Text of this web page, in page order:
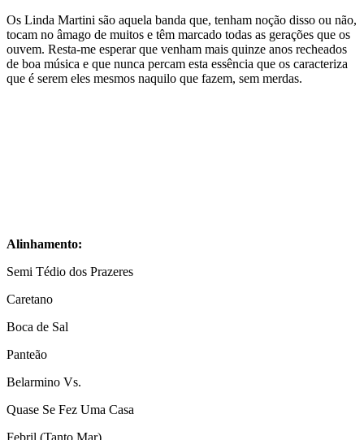
Os Linda Martini são aquela banda que, tenham noção disso ou não,
tocam no âmago de muitos e têm marcado todas as gerações que os
ouvem. Resta-me esperar que venham mais quinze anos recheados
de boa música e que nunca percam esta essência que os caracteriza
que é serem eles mesmos naquilo que fazem, sem merdas.
Alinhamento:
Semi Tédio dos Prazeres
Caretano
Boca de Sal
Panteão
Belarmino Vs.
Quase Se Fez Uma Casa
Febril (Tanto Mar)